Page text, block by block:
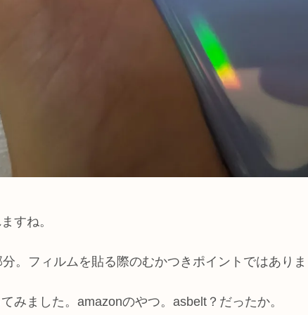
すね。
。フィルムを貼る際のむかつきポイントではあり
みました。amazonのやつ。asbelt？だったか。